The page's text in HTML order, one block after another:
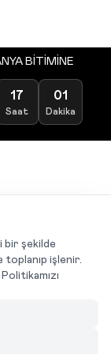
BİTİMİNE
17
Saat
01
Dakika
bir şekilde
toplanıp işlenir.